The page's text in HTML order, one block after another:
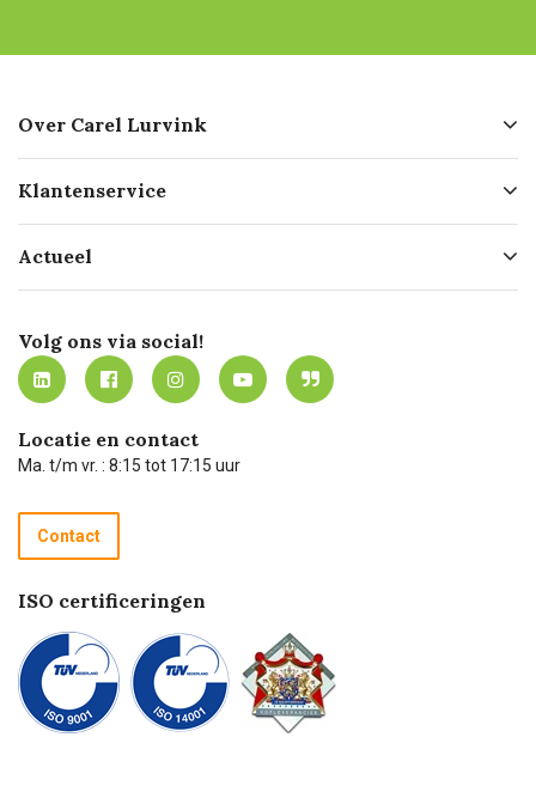
Over Carel Lurvink
Geschiedenis
Missie
Certificering
Werken bij Carel Lurvink
MVO
Klantenservice
Bezorgen
Mijn Carel Lurvink
Mijn Carel Lurvink instructievideo's
Carel Lurvink App
Hulp op afstand
Technische dienst
Recycle programma
Betalen
Actueel
Innovation LAB
Tevreden klanten
Carel Lurvink Blog
Carel de podcast
Volg ons via social!
Locatie en contact
Ma. t/m vr. : 8:15 tot 17:15 uur
Contact
ISO certificeringen